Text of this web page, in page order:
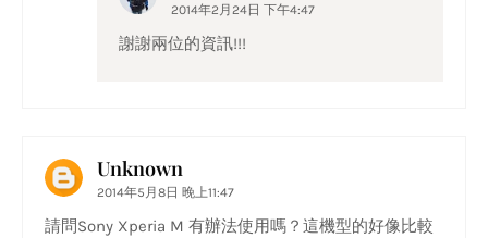
2014年2月24日 下午4:47
謝謝兩位的資訊!!!
Unknown
2014年5月8日 晚上11:47
請問Sony Xperia M 有辦法使用嗎？這機型的好像比較